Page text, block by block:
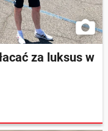
za luksus w